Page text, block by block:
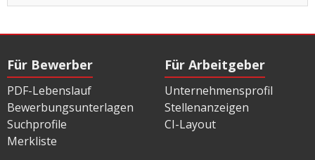
Für Bewerber
PDF-Lebenslauf
Bewerbungsunterlagen
Suchprofile
Merkliste
Für Arbeitgeber
Unternehmensprofil
Stellenanzeigen
CI-Layout